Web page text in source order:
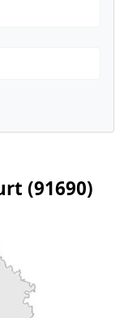
(91690)